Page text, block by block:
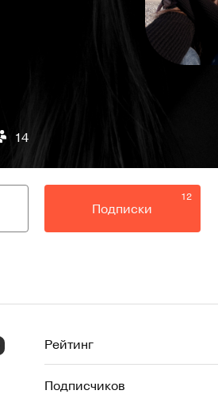
14
12
Подписки
Рейтинг
Подписчиков